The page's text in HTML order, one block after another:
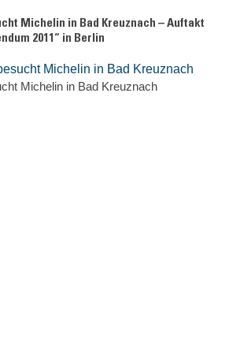
Michelin in Bad Kreuznach – Auftakt
2011“ in Berlin
Michelin in Bad Kreuznach